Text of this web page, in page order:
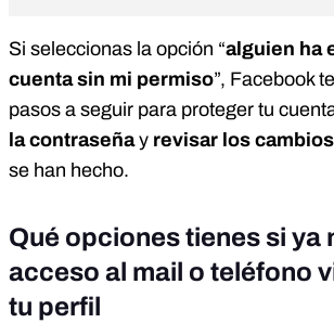
Si seleccionas la opción “alguien ha
cuenta sin mi permiso”, Facebook
pasos a seguir para proteger tu
la contraseñay revisar los
se han hecho.
Qué opciones tienes si ya
acceso al mail o teléfono
tu perfil